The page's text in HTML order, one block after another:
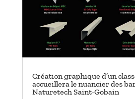
Création graphique d’un
accueillera le nuancier des
Naturetech Saint-Gobain